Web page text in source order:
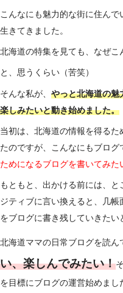
こんなにも魅力的な街に住ん
生きてきました。
北海道の特集を見ても、なぜ
と、思うくらい（苦笑）
そんな私が、 やっと北海道の魅
楽しみたいと動き始めました。
当初は、北海道の情報を得る
たのですが、こんなにもブログ
ためになるブログを書いてみた
もともと、出かける前には、
ジティブに言い換えると、几
をブログに書き残していきたい
北海道ママの日常ブログを読ん
い、楽しんでみたい！
を目標にブログの運営始めまし